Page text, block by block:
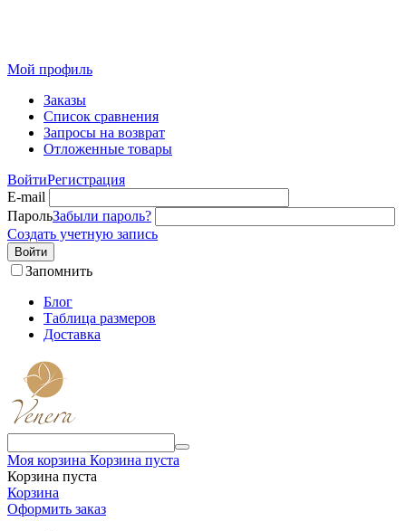
Мой профиль
Заказы
Список сравнения
Запросы на возврат
Отложенные товары
ВойтиРегистрация
E-mail
ПарольЗабыли пароль?
Создать учетную запись
Войти
Запомнить
Блог
Таблица размеров
Доставка
Моя корзина Корзина пуста
Корзина пуста
Корзина
Оформить заказ